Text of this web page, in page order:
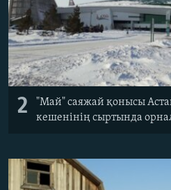
2
"Май" саяжай қонысы
кешенінің сыртында